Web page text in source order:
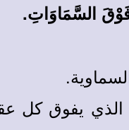
السَّمَاوَاتِ.
يفوق كل